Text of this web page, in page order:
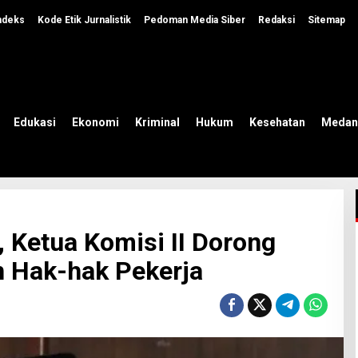
Kode Etik Jurnalistik Pedoman Media Siber Redaksi Sitemap
Edukasi Ekonomi Kriminal Hukum Kesehatan Medan
Komisi II Dorong
Hak-hak Pekerja